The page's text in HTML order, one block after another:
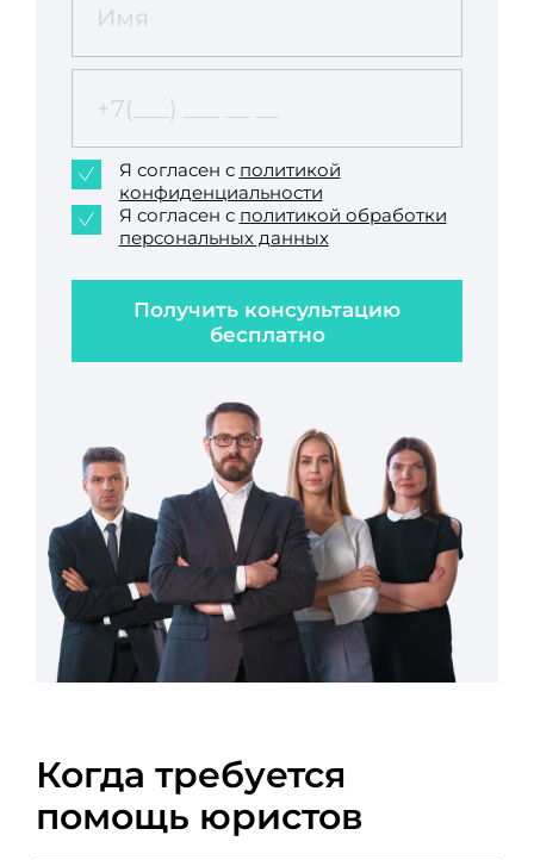
Получить консультацию
бесплатно
Я согласен с политикой
конфиденциальности
Я согласен с политикой обработки
персональных данных
Когда требуется
помощь юристов